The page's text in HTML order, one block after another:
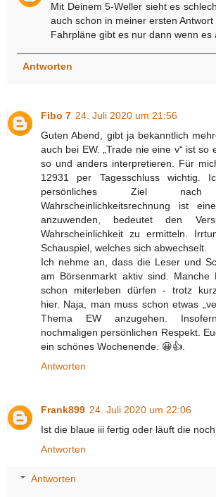
Mit Deinem 5-Weller sieht es
auch schon in meiner ersten Antwort
Fahrpläne gibt es nur dann wenn es
Antworten
Fibo 7 24. Juli 2020 um 21:56
Guten Abend, gibt ja bekanntlich
auch bei EW. „Trade nie eine v“ ist so
so und anders interpretieren. Für
12931 per Tagesschluss wichtig.
persönliches Ziel
Wahrscheinlichkeitsrechnung ist
anzuwenden, bedeutet den
Wahrscheinlichkeit zu ermitteln.
Schauspiel, welches sich abwechselt.
Ich nehme an, dass die Leser und
am Börsenmarkt aktiv sind. Manche
schon miterleben dürfen - trotz
hier. Naja, man muss schon etwas
Thema EW anzugehen.
nochmaligen persönlichen Respekt.
ein schönes Wochenende. 😀👍.
Antworten
Frank899 24. Juli 2020 um 22:06
Ist die blaue iii fertig oder läuft die
Antworten
Antworten